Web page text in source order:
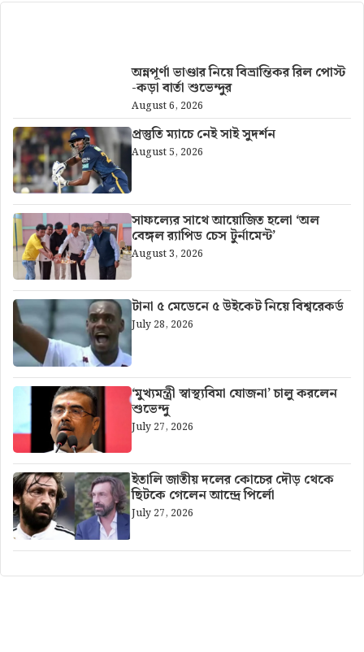
অন্নপূর্ণা ভাণ্ডার নিয়ে বিভ্রান্তিকর রিল পোস্ট
-কড়া বার্তা শুভেন্দুর
August 6, 2026
প্রস্তুতি ম্যাচে নেই সাই সুদর্শন
August 5, 2026
সাফল্যের সাথে আয়োজিত হলো ‘অল
বেঙ্গল র‍্যাপিড চেস টুর্নামেন্ট’
August 3, 2026
টানা ৫ মেডেনে ৫ উইকেট নিয়ে বিশ্বরেকর্ড
July 28, 2026
‘মুখ্যমন্ত্রী স্বাস্থ্যবিমা যোজনা’ চালু করলেন
শুভেন্দু
July 27, 2026
ইতালি জাতীয় দলের কোচের দৌড় থেকে
ছিটকে গেলেন আন্দ্রে পির্লো
July 27, 2026